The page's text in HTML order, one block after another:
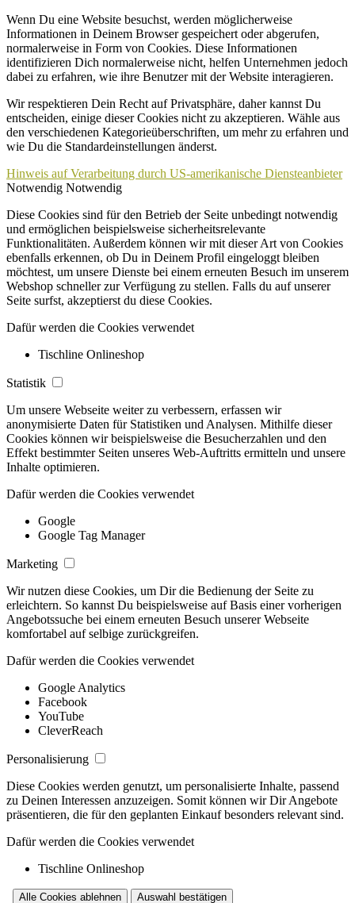
Wenn Du eine Website besuchst, werden möglicherweise
Informationen in Deinem Browser gespeichert oder abgerufen,
normalerweise in Form von Cookies. Diese Informationen
identifizieren Dich normalerweise nicht, helfen Unternehmen jedoch
dabei zu erfahren, wie ihre Benutzer mit der Website interagieren.
Wir respektieren Dein Recht auf Privatsphäre, daher kannst Du
entscheiden, einige dieser Cookies nicht zu akzeptieren. Wähle aus
den verschiedenen Kategorieüberschriften, um mehr zu erfahren und
wie Du die Standardeinstellungen änderst.
Hinweis auf Verarbeitung durch US-amerikanische Diensteanbieter
Notwendig Notwendig
Diese Cookies sind für den Betrieb der Seite unbedingt notwendig
und ermöglichen beispielsweise sicherheitsrelevante
Funktionalitäten. Außerdem können wir mit dieser Art von Cookies
ebenfalls erkennen, ob Du in Deinem Profil eingeloggt bleiben
möchtest, um unsere Dienste bei einem erneuten Besuch im unserem
Webshop schneller zur Verfügung zu stellen. Falls du auf unserer
Seite surfst, akzeptierst du diese Cookies.
Dafür werden die Cookies verwendet
Tischline Onlineshop
Statistik
Um unsere Webseite weiter zu verbessern, erfassen wir
anonymisierte Daten für Statistiken und Analysen. Mithilfe dieser
Cookies können wir beispielsweise die Besucherzahlen und den
Effekt bestimmter Seiten unseres Web-Auftritts ermitteln und unsere
Inhalte optimieren.
Dafür werden die Cookies verwendet
Google
Google Tag Manager
Marketing
Wir nutzen diese Cookies, um Dir die Bedienung der Seite zu
erleichtern. So kannst Du beispielsweise auf Basis einer vorherigen
Angebotssuche bei einem erneuten Besuch unserer Webseite
komfortabel auf selbige zurückgreifen.
Dafür werden die Cookies verwendet
Google Analytics
Facebook
YouTube
CleverReach
Personalisierung
Diese Cookies werden genutzt, um personalisierte Inhalte, passend
zu Deinen Interessen anzuzeigen. Somit können wir Dir Angebote
präsentieren, die für den geplanten Einkauf besonders relevant sind.
Dafür werden die Cookies verwendet
Tischline Onlineshop
Alle Cookies ablehnen Auswahl bestätigen